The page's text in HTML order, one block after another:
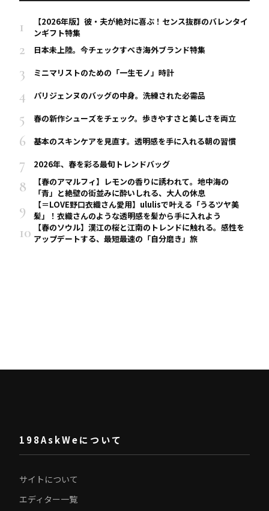
【2026年版】彼・夫が絶対に喜ぶ！センス抜群のバレンタイ
ンギフト特集
日本未上陸。今チェックすべき海外ブランド特集
ミニマリストのための「一生モノ」時計
パリジェンヌのバッグの中身。洗練された必需品
春の新作シューズをチェック。歩きやすさと美しさを両立
基本のスキンケアを見直す。透明感を手に入れる朝の習慣
2026年、春を彩る最旬トレンドバッグ
【春のアマルフィ】レモンの香りに誘われて。地中海の
「青」と絶壁の街並みに酔いしれる、大人の休息
【＝LOVE野口衣織さん愛用】ululisで叶える「うるツヤ美
髪」！衣織さんのような透明感を髪から手に入れよう
【春のソウル】漢江の桜と江南のトレンドに触れる。感性を
アップデートする、最短最速の「自分磨き」旅
198AskWeについて
サイトについて
エディター一覧